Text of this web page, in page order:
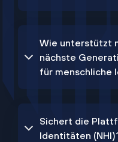
Wie unterstützt
nächste
für menschliche
Sichert die
Identitäten